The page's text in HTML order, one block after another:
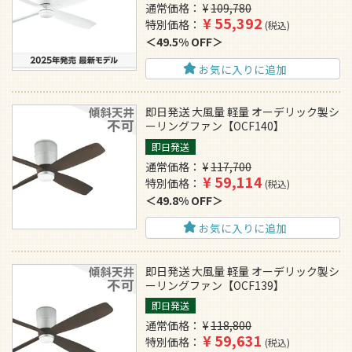
通常価格 ¥109,780
特別価格
¥55,392 税込
49.5% OFF
お気に入りに追加
即日発送 大風量 軽量 オーデリック製シ
ーリングファン【OCF140】
即日発送
通常価格 ¥117,700
特別価格
¥59,114 税込
49.8% OFF
お気に入りに追加
即日発送 大風量 軽量 オーデリック製シ
ーリングファン【OCF139】
即日発送
通常価格 ¥118,800
特別価格
¥59,631 税込